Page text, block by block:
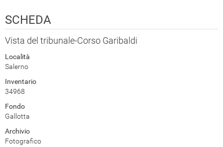
SCHEDA
Vista del tribunale-Corso Garibaldi
Località
Salerno
Inventario
34968
Fondo
Gallotta
Archivio
Fotografico